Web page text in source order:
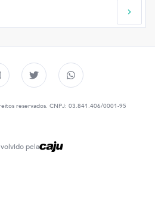
reservados. CNPJ: 03.841.406/0001-95
pela